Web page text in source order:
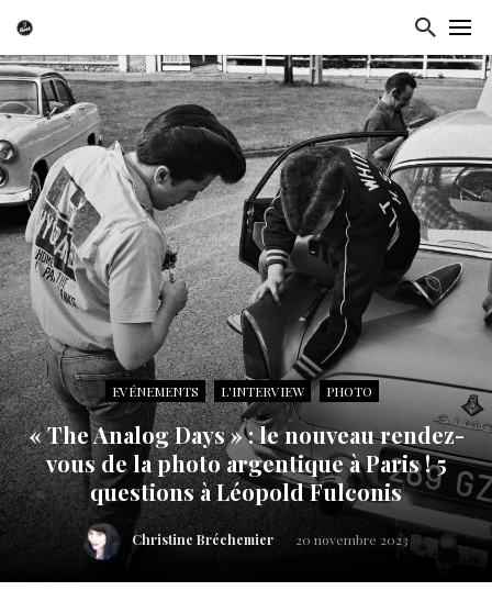
EVÉNEMENTS L'INTERVIEW PHOTO
« The Analog Days » : le nouveau rendez-
vous de la photo argentique à Paris ! 5
questions à Léopold Fulconis
Christine Bréchemier 20 novembre 2023